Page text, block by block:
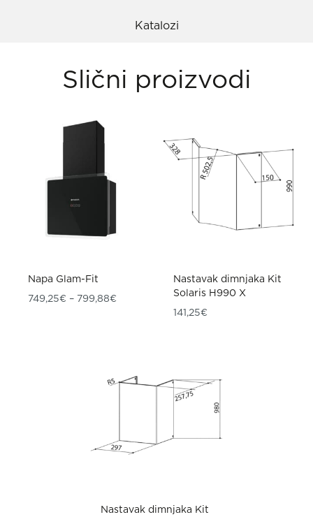
Katalozi
Slični proizvodi
Napa Glam-Fit
749,25€ – 799,88€ Raspon cijena: od 749,25€ do 799,88€
Nastavak dimnjaka Kit
Solaris H990 X
141,25€
Nastavak dimnjaka Kit